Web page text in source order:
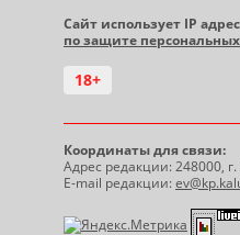
Сайт использует IP
по защите
18+
Координаты для связи:
Адрес редакции: 248000,
E-mail редакции: